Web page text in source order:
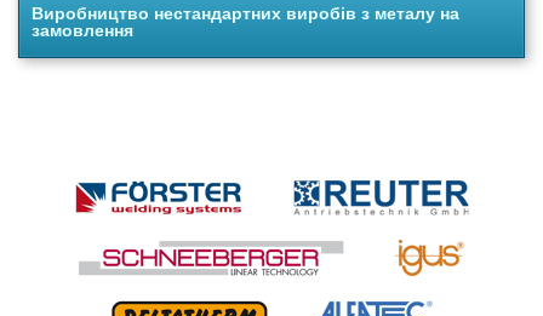
Виробництво нестандартних виробів з металу на
замовлення